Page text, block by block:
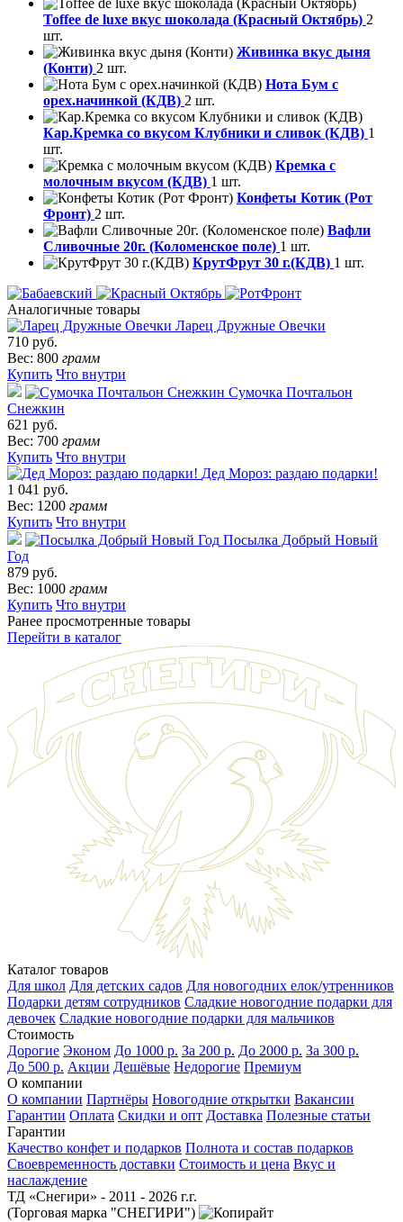
Toffee de luxe вкус шоколада (Красный Октябрь) 2
шт.
Живинка вкус дыня
(Конти) 2 шт.
Нота Бум с
орех.начинкой (КДВ) 2 шт.
Кар.Кремка со вкусом Клубники и сливок (КДВ) 1
шт.
Кремка с
молочным вкусом (КДВ) 1 шт.
Конфеты Котик (Рот
Фронт) 2 шт.
Вафли
Сливочные 20г. (Коломенское поле) 1 шт.
КрутФрут 30 г.(КДВ) 1 шт.
Аналогичные товары
Ларец Дружные Овечки
710 руб.
Вес: 800 грамм
Купить Что внутри
Сумочка Почтальон
Снежкин
621 руб.
Вес: 700 грамм
Купить Что внутри
Дед Мороз: раздаю подарки!
1 041 руб.
Вес: 1200 грамм
Купить Что внутри
Посылка Добрый Новый
Год
879 руб.
Вес: 1000 грамм
Купить Что внутри
Ранее просмотренные товары
Перейти в каталог
Каталог товаров
Для школ Для детских садов Для новогодних елок/утренников
Подарки детям сотрудников Сладкие новогодние подарки для
девочек Сладкие новогодние подарки для мальчиков
Стоимость
Дорогие Эконом До 1000 р. За 200 р. До 2000 р. За 300 р.
До 500 р. Акции Дешёвые Недорогие Премиум
О компании
О компании Партнёры Новогодние открытки Вакансии
Гарантии Оплата Скидки и опт Доставка Полезные статьи
Гарантии
Качество конфет и подарков Полнота и состав подарков
Своевременность доставки Стоимость и цена Вкус и
наслаждение
ТД «Снегири» - 2011 - 2026 г.г.
(Торговая марка "СНЕГИРИ")